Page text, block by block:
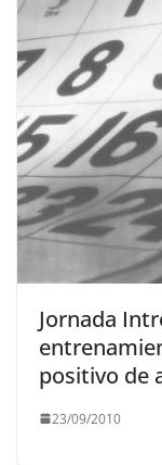
Jornada
positivo de
23/09/2010